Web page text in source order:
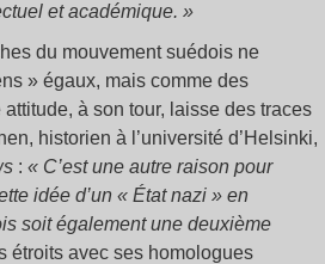
et académique. »
du mouvement suédois ne
» égaux, mais comme des
à son tour, laisse des traces
historien à l’université d’Helsinki,
: « C’est une autre raison pour
idée d’un « État nazi » en
soit également une deuxième
étroits avec ses homologues